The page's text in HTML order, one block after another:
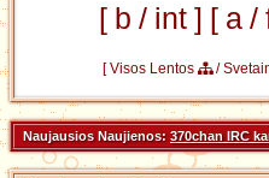
[ b / int] [ a/
[Visos Lentos /
Naujausios Naujienos: 370chan IRC